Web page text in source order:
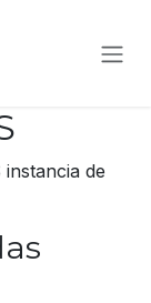
instancia de